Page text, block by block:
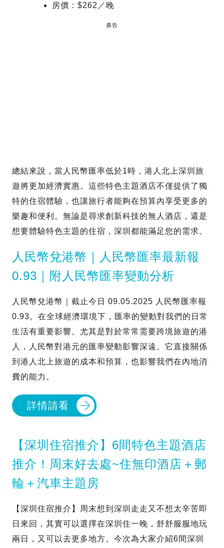
房價：$262／晚
廣告
總結來說，當人民幣匯率低於1時，港人北上深圳旅
遊將更加經濟實惠。這些特色主題酒店不僅提供了獨
特的住宿體驗，也讓旅行者能夠在預算內享受更多的
樂趣和便利。無論是尋求創新科技的無人酒店，還是
想要體驗特色主題的住宿，深圳都能滿足您的需求。
人民幣兌港幣｜人民幣匯率最新報
0.93｜附人民幣匯率變動分析
人民幣兌港幣｜截止今日 09.05.2025 人民幣匯率報
0.93。在全球經濟環境下，匯率的變動對我們的日常
生活有重要影響。尤其是對於常常需要跨境旅遊的港
人，人民幣對港元的匯率變動影響深遠。它直接關係
到港人北上旅遊的成本和預算，也影響我們在內地消
費的能力。
詳情請看
【深圳住宿推介】6間特色主題酒店
推介！周末好去處~住無印酒店＋郵
輪＋汽車主題房
【深圳住宿推介】周末想到深圳走走又不想太辛苦即
日來回，其實可以選擇在深圳住一晚，舒舒服服地玩
兩日，又可以去更多地方。今次為大家介紹6間深圳